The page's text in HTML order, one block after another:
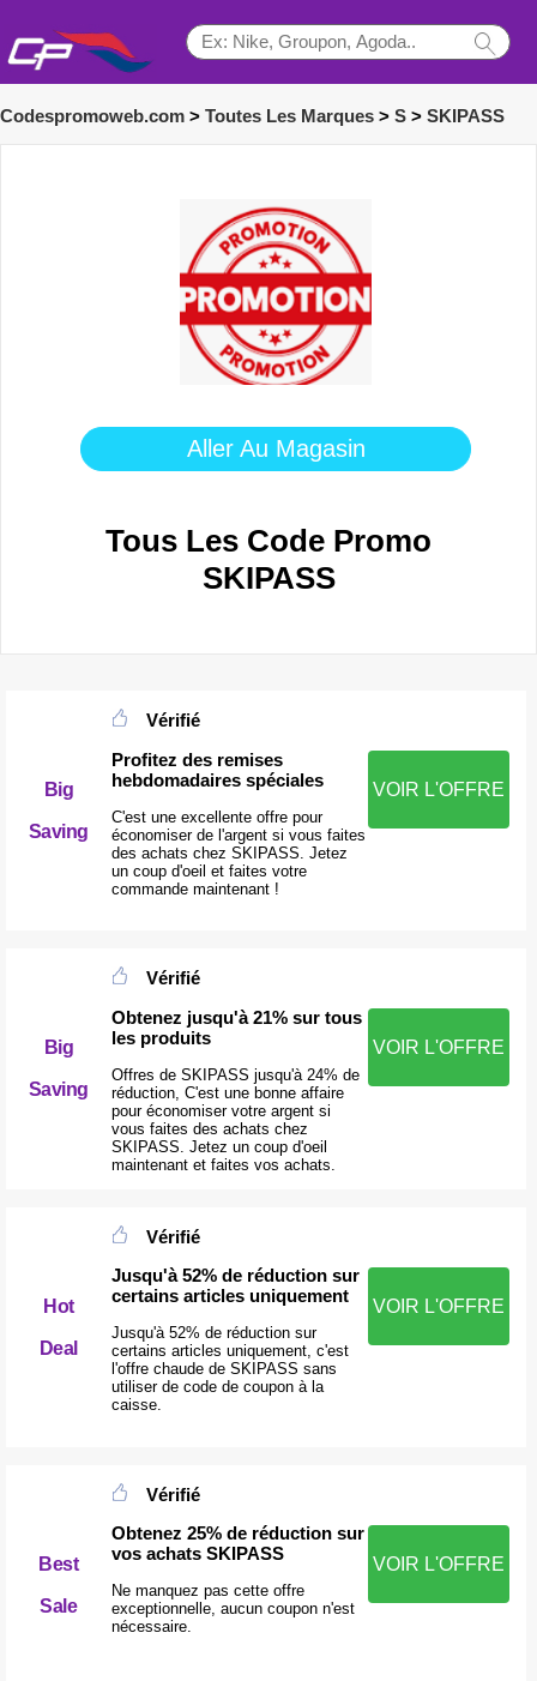
Codespromoweb.com > Toutes Les Marques > S > SKIPASS
Aller Au Magasin
Tous Les Code Promo
SKIPASS
Big
Saving
Vérifié
Profitez des remises
hebdomadaires spéciales
C'est une excellente offre pour
économiser de l'argent si vous faites
des achats chez SKIPASS. Jetez
un coup d'oeil et faites votre
commande maintenant !
VOIR L'OFFRE
Big
Saving
Vérifié
Obtenez jusqu'à 21% sur tous
les produits
Offres de SKIPASS jusqu'à 24% de
réduction, C'est une bonne affaire
pour économiser votre argent si
vous faites des achats chez
SKIPASS. Jetez un coup d'oeil
maintenant et faites vos achats.
VOIR L'OFFRE
Hot
Deal
Vérifié
Jusqu'à 52% de réduction sur
certains articles uniquement
Jusqu'à 52% de réduction sur
certains articles uniquement, c'est
l'offre chaude de SKIPASS sans
utiliser de code de coupon à la
caisse.
VOIR L'OFFRE
Best
Sale
Vérifié
Obtenez 25% de réduction sur
vos achats SKIPASS
Ne manquez pas cette offre
exceptionnelle, aucun coupon n'est
nécessaire.
VOIR L'OFFRE